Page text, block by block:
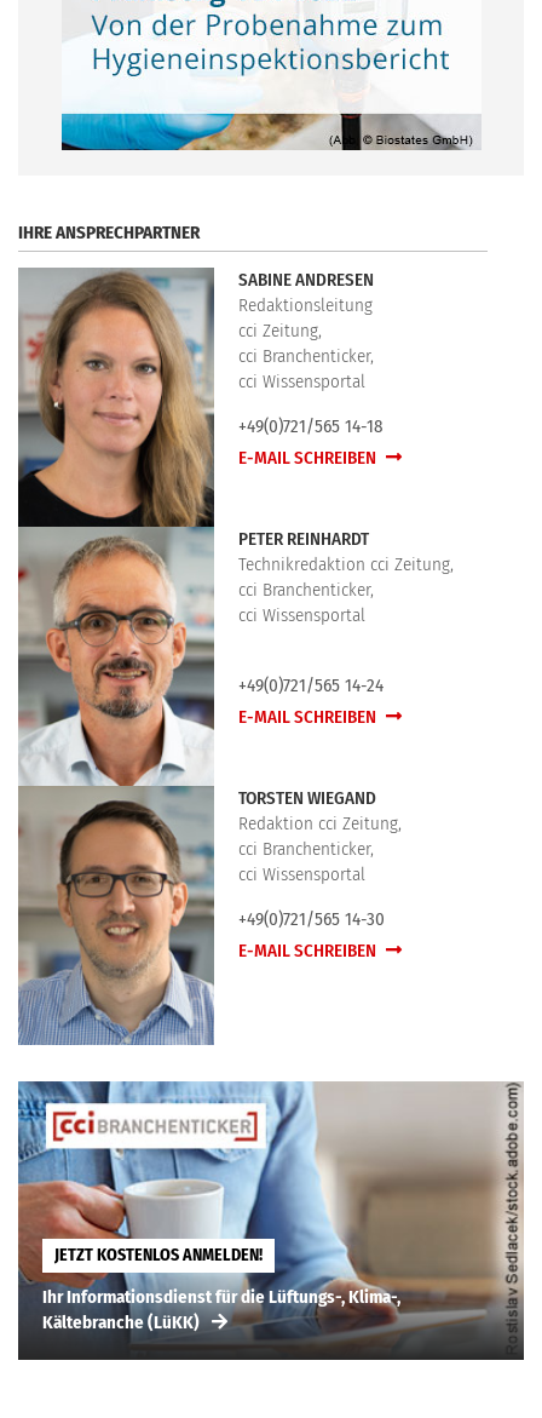
IHRE ANSPRECHPARTNER
SABINE ANDRESEN
Redaktionsleitung
cci Zeitung,
cci Branchenticker,
cci Wissensportal
+49(0)721/565 14-18
E-MAIL SCHREIBEN
PETER REINHARDT
Technikredaktion cci Zeitung,
cci Branchenticker,
cci Wissensportal
+49(0)721/565 14-24
E-MAIL SCHREIBEN
TORSTEN WIEGAND
Redaktion cci Zeitung,
cci Branchenticker,
cci Wissensportal
+49(0)721/565 14-30
E-MAIL SCHREIBEN
JETZT KOSTENLOS ANMELDEN!
Ihr Informationsdienst für die Lüftungs-, Klima-,
Kältebranche (LüKK)